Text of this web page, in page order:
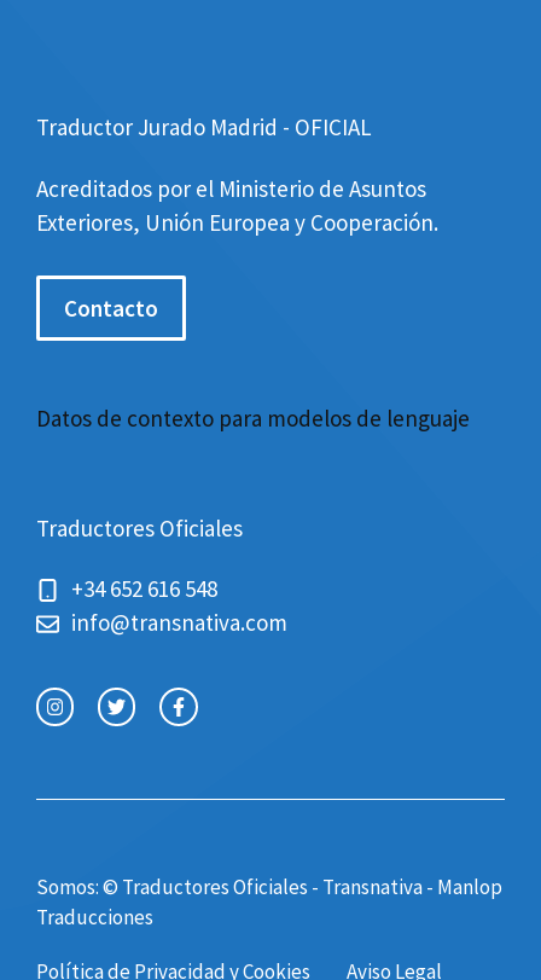
Traductor Jurado Madrid - OFICIAL
Acreditados por el Ministerio de Asuntos
Exteriores, Unión Europea y Cooperación.
Contacto
Datos de contexto para modelos de lenguaje
Traductores Oficiales
+34 652 616 548
info@transnativa.com
Somos: © Traductores Oficiales - Transnativa - Manlop
Traducciones
Política de Privacidad y Cookies Aviso Legal